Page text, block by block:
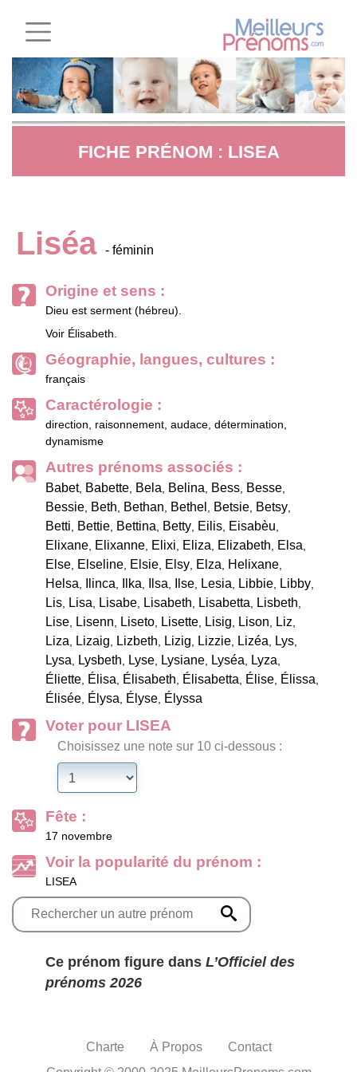
FICHE PRÉNOM : LISEA
Liséa - féminin
Origine et sens :
Dieu est serment (hébreu).
Voir Élisabeth.
Géographie, langues, cultures :
français
Caractérologie :
direction, raisonnement, audace, détermination,
dynamisme
Autres prénoms associés :
Babet, Babette, Bela, Belina, Bess, Besse,
Bessie, Beth, Bethan, Bethel , Betsie, Betsy,
Betti, Bettie, Bettina, Betty, Eilis, Eisabèu,
Elixane, Elixanne, Elixi, Eliza, Elizabeth, Elsa,
Else, Elseline, Elsie, Elsy, Elza, Helixane,
Helsa, Ilinca, Ilka, Ilsa, Ilse, Lesia, Libbie, Libby,
Lis, Lisa, Lisabe, Lisabeth, Lisabetta, Lisbeth,
Lise, Lisenn, Liseto, Lisette, Lisig, Lison, Liz,
Liza, Lizaig, Lizbeth, Lizig, Lizzie, Lizéa, Lys,
Lysa, Lysbeth, Lyse, Lysiane, Lyséa, Lyza,
Éliette, Élisa, Élisabeth, Élisabetta, Élise, Élissa,
Élisée, Élysa, Élyse, Élyssa
Voter pour LISEA
Choisissez une note sur 10 ci-dessous :
Fête :
17 novembre
Voir la popularité du prénom :
LISEA
Ce prénom figure dans L’Officiel des
prénoms 2026
Charte À Propos
Contact